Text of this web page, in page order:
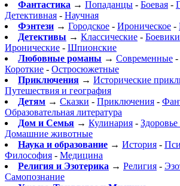
Фантастика → Попаданцы - Боевая -
Детективная - Научная
Фэнтези → Городское - Ироническое -
Детективы → Классические - Боевики
Иронические - Шпионские
Любовные романы → Современные -
Короткие - Остросюжетные
Приключения → Исторические
Путешествия и география
Детям → Сказки - Приключения -
Образовательная литература
Дом и Семья → Кулинария - Здоровье
Домашние животные
Наука и образование → История -
Философия - Медицина
Религия и Эзотерика → Религия -
Самопознание